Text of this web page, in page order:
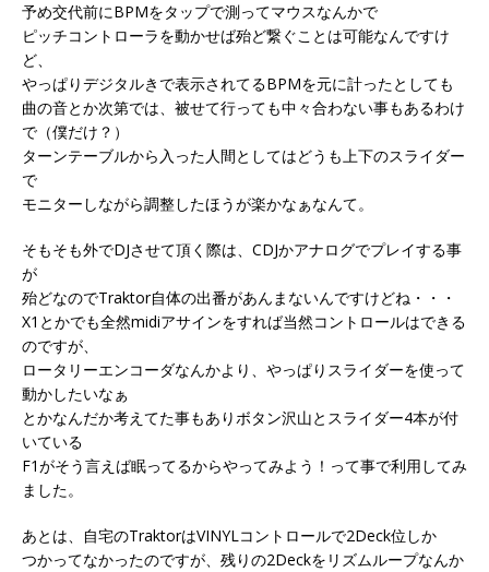
予め交代前にBPMをタップで測ってマウスなんかで
ピッチコントローラを動かせば殆ど繋ぐことは可能なんですけ
ど、
やっぱりデジタルきで表示されてるBPMを元に計ったとしても
曲の音とか次第では、被せて行っても中々合わない事もあるわけ
で（僕だけ？）
ターンテーブルから入った人間としてはどうも上下のスライダー
で
モニターしながら調整したほうが楽かなぁなんて。
そもそも外でDJさせて頂く際は、CDJかアナログでプレイする事
が
殆どなのでTraktor自体の出番があんまないんですけどね・・・
X1とかでも全然midiアサインをすれば当然コントロールはできる
のですが、
ロータリーエンコーダなんかより、やっぱりスライダーを使って
動かしたいなぁ
とかなんだか考えてた事もありボタン沢山とスライダー4本が付
いている
F1がそう言えば眠ってるからやってみよう！って事で利用してみ
ました。
あとは、自宅のTraktorはVINYLコントロールで2Deck位しか
つかってなかったのですが、残りの2Deckをリズムループなんか